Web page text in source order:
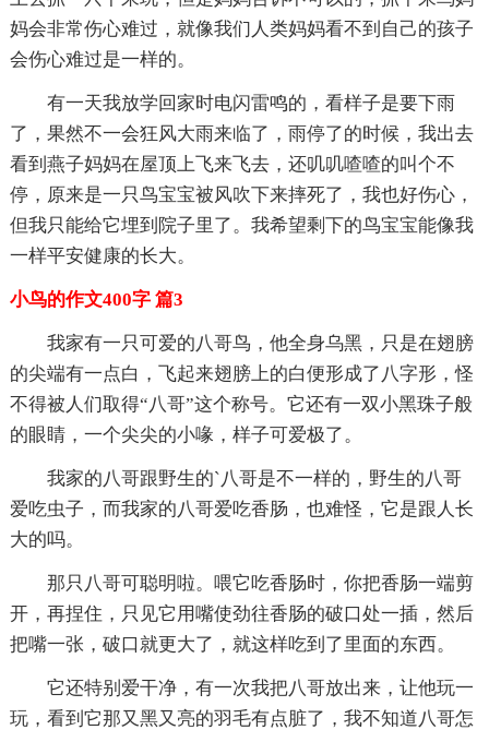
妈会非常伤心难过，就像我们人类妈妈看不到自己的孩子
会伤心难过是一样的。
有一天我放学回家时电闪雷鸣的，看样子是要下雨
了，果然不一会狂风大雨来临了，雨停了的时候，我出去
看到燕子妈妈在屋顶上飞来飞去，还叽叽喳喳的叫个不
停，原来是一只鸟宝宝被风吹下来摔死了，我也好伤心，
但我只能给它埋到院子里了。我希望剩下的鸟宝宝能像我
一样平安健康的长大。
小鸟的作文400字 篇3
我家有一只可爱的八哥鸟，他全身乌黑，只是在翅膀
的尖端有一点白，飞起来翅膀上的白便形成了八字形，怪
不得被人们取得“八哥”这个称号。它还有一双小黑珠子般
的眼睛，一个尖尖的小喙，样子可爱极了。
我家的八哥跟野生的`八哥是不一样的，野生的八哥
爱吃虫子，而我家的八哥爱吃香肠，也难怪，它是跟人长
大的吗。
那只八哥可聪明啦。喂它吃香肠时，你把香肠一端剪
开，再捏住，只见它用嘴使劲往香肠的破口处一插，然后
把嘴一张，破口就更大了，就这样吃到了里面的东西。
它还特别爱干净，有一次我把八哥放出来，让他玩一
玩，看到它那又黑又亮的羽毛有点脏了，我不知道八哥怎